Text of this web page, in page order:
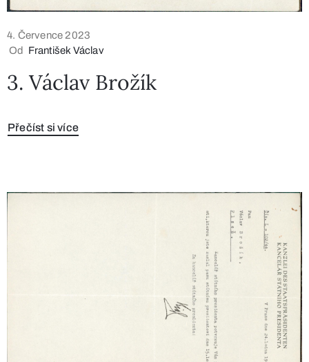
4. Července 2023
Od
František Václav
3. Václav Brožík
Přečíst si více